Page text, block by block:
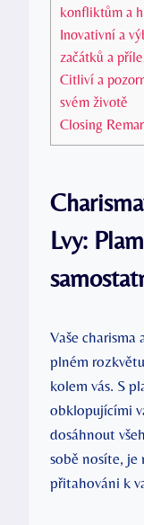
konfliktům a
Inovativní a
začátků a
Citliví a
svém životě
Closing
Lvy:
Vaše charisma
plném
kolem vás. S
obklopujícími
dosáhnout
sobě nosíte, je
přitahováni k